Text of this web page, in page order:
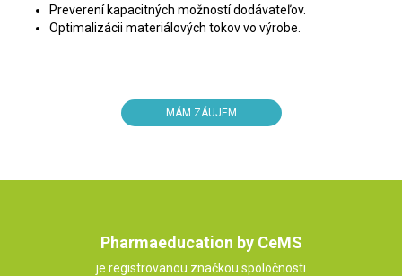
Preverení kapacitných možností dodávateľov.
Optimalizácii materiálových tokov vo výrobe.
MÁM ZÁUJEM
Pharmaeducation by CeMS
je registrovanou značkou spoločnosti